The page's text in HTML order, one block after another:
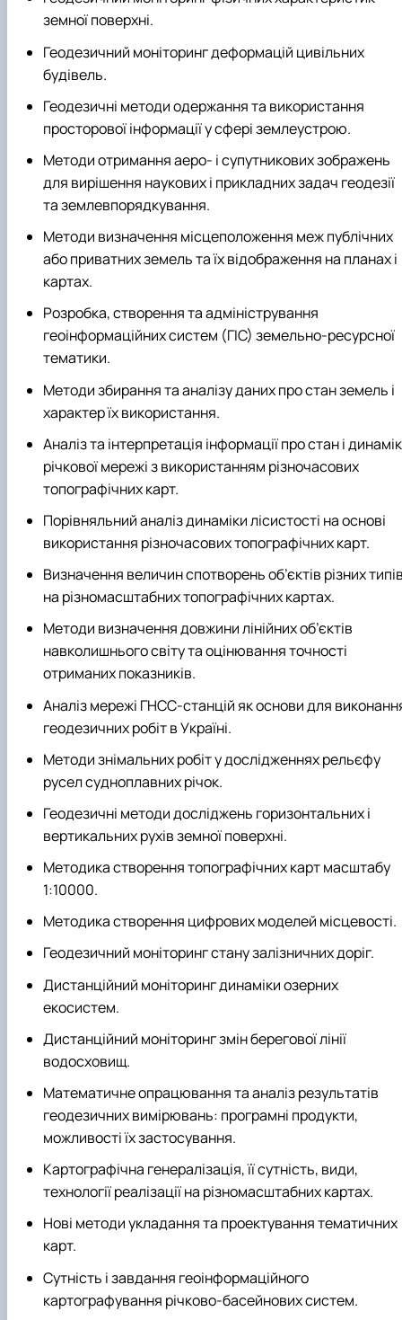
земної поверхні.
Геодезичний моніторинг деформацій цивільних
будівель.
Геодезичні методи одержання та використання
просторової інформації у сфері землеустрою.
Методи отримання аеро- і супутникових зображень
для вирішення наукових і прикладних задач геодезії
та землевпорядкування.
Методи визначення місцеположення меж публічних
або приватних земель та їх відображення на планах і
картах.
Розробка, створення та адміністрування
геоінформаційних систем (ГІС) земельно-ресурсної
тематики.
Методи збирання та аналізу даних про стан земель і
характер їх використання.
Аналіз та інтерпретація інформації про стан і
річкової мережі з використанням різночасових
топографічних карт.
Порівняльний аналіз динаміки лісистості на основі
використання різночасових топографічних карт.
Визначення величин спотворень об’єктів різних
на різномасштабних топографічних картах.
Методи визначення довжини лінійних об’єктів
навколишнього світу та оцінювання точності
отриманих показників.
Аналіз мережі ГНСС-станцій як основи для
геодезичних робіт в Україні.
Методи знімальних робіт у дослідженнях рельєфу
русел судноплавних річок.
Геодезичні методи досліджень горизонтальних і
вертикальних рухів земної поверхні.
Методика створення топографічних карт масштабу
1:10000.
Методика створення цифрових моделей місцевості.
Геодезичний моніторинг стану залізничних доріг.
Дистанційний моніторинг динаміки озерних
екосистем.
Дистанційний моніторинг змін берегової лінії
водосховищ.
Математичне опрацювання та аналіз результатів
геодезичних вимірювань: програмні продукти,
можливості їх застосування.
Картографічна генералізація, її сутність, види,
технології реалізації на різномасштабних картах.
Нові методи укладання та проектування тематичних
карт.
Сутність і завдання геоінформаційного
картографування річково-басейнових систем.